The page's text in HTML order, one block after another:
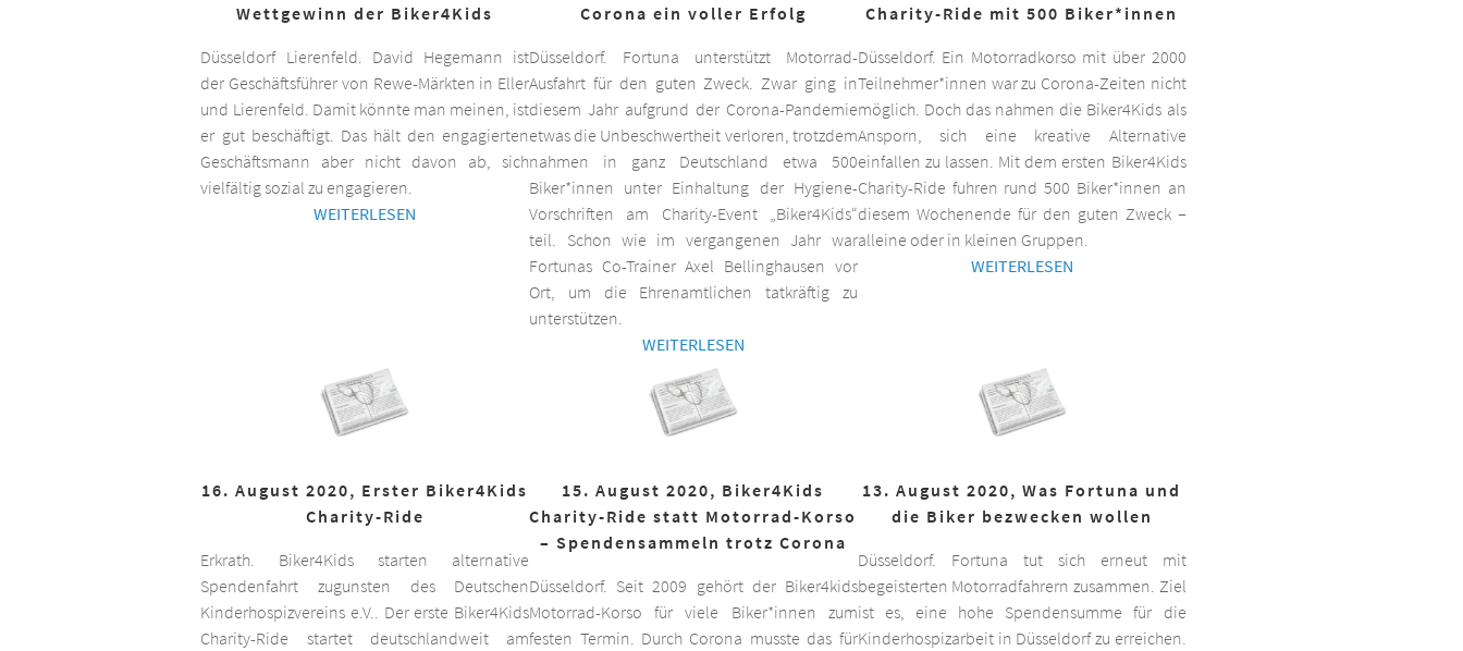
Wettgewinn der Biker4Kids
Düsseldorf Lierenfeld. David Hegemann ist
der Geschäftsführer von Rewe-Märkten in Eller
und Lierenfeld. Damit könnte man meinen, ist
er gut beschäftigt. Das hält den engagierten
Geschäftsmann aber nicht davon ab, sich
vielfältig sozial zu engagieren.
WEITERLESEN
Corona ein voller Erfolg
Düsseldorf. Fortuna unterstützt Motorrad-
Ausfahrt für den guten Zweck. Zwar ging in
diesem Jahr aufgrund der Corona-Pandemie
etwas die Unbeschwertheit verloren, trotzdem
nahmen in ganz Deutschland etwa 500
Biker*innen unter Einhaltung der Hygiene-
Vorschriften am Charity-Event „Biker4Kids“
teil. Schon wie im vergangenen Jahr war
Fortunas Co-Trainer Axel Bellinghausen vor
Ort, um die Ehrenamtlichen tatkräftig zu
unterstützen.
WEITERLESEN
Charity-Ride mit 500 Biker*innen
Düsseldorf. Ein Motorradkorso mit über 2000
Teilnehmer*innen war zu Corona-Zeiten nicht
möglich. Doch das nahmen die Biker4Kids als
Ansporn, sich eine kreative Alternative
einfallen zu lassen. Mit dem ersten Biker4Kids
Charity-Ride fuhren rund 500 Biker*innen an
diesem Wochenende für den guten Zweck –
alleine oder in kleinen Gruppen.
WEITERLESEN
16. August 2020, Erster Biker4Kids
Charity-Ride
Erkrath. Biker4Kids starten alternative
Spendenfahrt zugunsten des Deutschen
Kinderhospizvereins e.V.. Der erste Biker4Kids
Charity-Ride startet deutschlandweit am
15. August 2020, Biker4Kids
Charity-Ride statt Motorrad-Korso
– Spendensammeln trotz Corona
Düsseldorf. Seit 2009 gehört der Biker4kids
Motorrad-Korso für viele Biker*innen zum
festen Termin. Durch Corona musste das für
13. August 2020, Was Fortuna und
die Biker bezwecken wollen
Düsseldorf. Fortuna tut sich erneut mit
begeisterten Motorradfahrern zusammen. Ziel
ist es, eine hohe Spendensumme für die
Kinderhospizarbeit in Düsseldorf zu erreichen.